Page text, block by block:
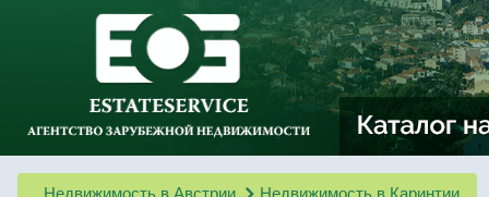
Недвижимость в Австрии Недвижимость в Каринтии